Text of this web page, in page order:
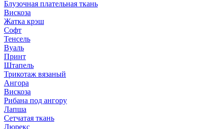
Блузочная плательная ткань
Вискоза
Жатка крэш
Софт
Тенсель
Вуаль
Принт
Штапель
Трикотаж вязаный
Ангора
Вискоза
Рибана под ангору
Лапша
Сетчатая ткань
Люрекс